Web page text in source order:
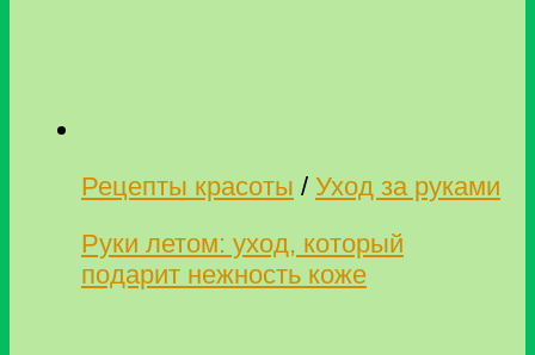
Рецепты красоты / Уход за руками
Руки летом: уход, который
подарит нежность коже